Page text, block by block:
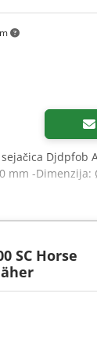
Djdpfob
mm -Dimenzija:
SC Horse